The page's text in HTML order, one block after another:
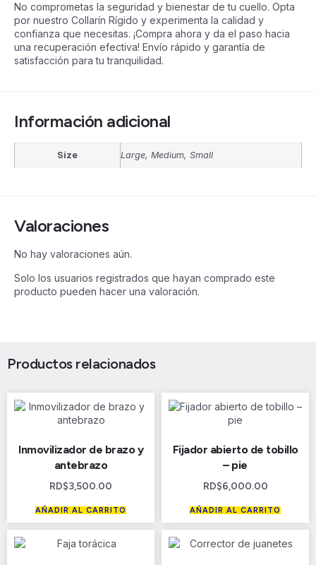
No comprometas la seguridad y bienestar de tu cuello. Opta
por nuestro Collarín Rígido y experimenta la calidad y
confianza que necesitas. ¡Compra ahora y da el paso hacia
una recuperación efectiva! Envío rápido y garantía de
satisfacción para tu tranquilidad.
Información adicional
Size Large, Medium, Small
Valoraciones
No hay valoraciones aún.
Solo los usuarios registrados que hayan comprado este
producto pueden hacer una valoración.
Productos relacionados
Inmovilizador de brazo y
antebrazo
RD$3,500.00
AÑADIR AL CARRITO
Fijador abierto de tobillo
– pie
RD$6,000.00
AÑADIR AL CARRITO